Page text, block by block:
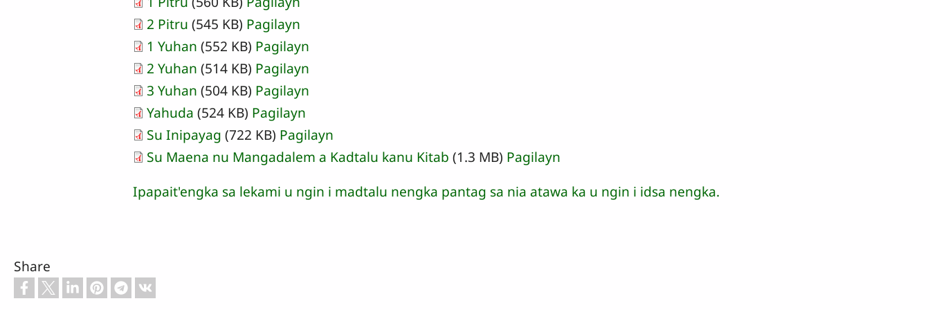
2 Pitru (545 KB) Pagilayn
1 Yuhan (552 KB) Pagilayn
2 Yuhan (514 KB) Pagilayn
3 Yuhan (504 KB) Pagilayn
Yahuda (524 KB) Pagilayn
Su Inipayag (722 KB) Pagilayn
Su Maena nu Mangadalem a Kadtalu kanu Kitab (1.3 MB) Pagilayn
Ipapait'engka sa lekami u ngin i madtalu nengka pantag sa nia atawa ka u ngin i idsa nengka.
Share